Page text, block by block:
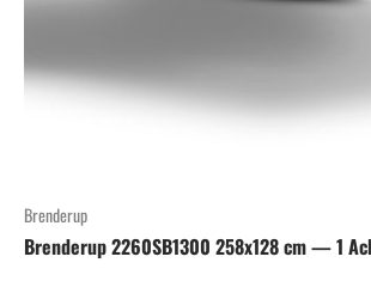
Brenderup
Brenderup 2260SB1300 258x128 cm — 1